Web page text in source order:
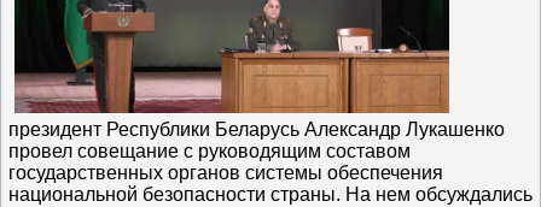
президент Республики Беларусь Александр Лукашенко
провел совещание с руководящим составом
государственных органов системы обеспечения
национальной безопасности страны. На нем обсуждались